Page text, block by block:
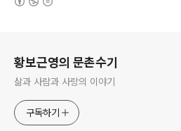
황보근영의 문촌수기
삶과 사람과 사랑의 이야기
구독하기